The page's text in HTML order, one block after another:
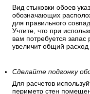
Вид стыковки обоев
обозначающих
для правильного
Учтите, что при
вам потребуется запас
увеличит общий расход
Сделайте подгонку
Для расчетов
периметр стен